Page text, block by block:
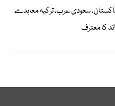
پاکستان، سعودی عرب، ترکیہ معاہدے
کا معترف